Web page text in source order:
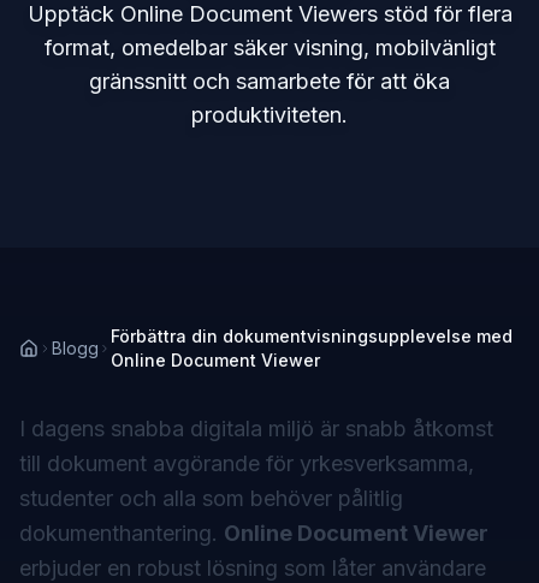
Upptäck Online Document Viewers stöd för flera
format, omedelbar säker visning, mobilvänligt
gränssnitt och samarbete för att öka
produktiviteten.
Blogg
Förbättra din dokumentvisningsupplevelse med
Online Document Viewer
I dagens snabba digitala miljö är snabb åtkomst
till dokument avgörande för yrkesverksamma,
studenter och alla som behöver pålitlig
dokumenthantering. Online Document Viewer
erbjuder en robust lösning som låter användare